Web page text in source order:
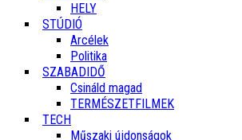
HELY
STÚDIÓ
Arcélek
Politika
SZABADIDŐ
Csináld magad
TERMÉSZETFILMEK
TECH
Műszaki újdonságok